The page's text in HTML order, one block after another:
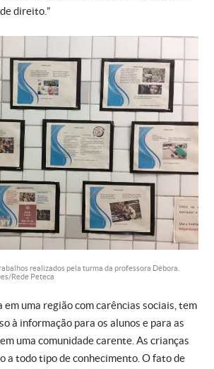
direito.”
realizados pela turma da professora Débora.
Rede Peteca
em uma região com carências sociais, tem
à informação para os alunos e para as
uma comunidade carente. As crianças
a todo tipo de conhecimento. O fato de